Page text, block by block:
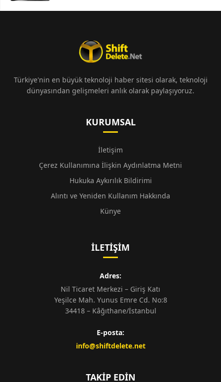
Türkiye'nin en büyük teknoloji haber sitesi olarak, teknoloji
dünyasından gelişmeleri anlık olarak paylaşıyoruz.
KURUMSAL
İletişim
Çerez Kullanımına İlişkin Aydınlatma Metni
Hukuka Aykırılık Bildirimi
Alıntı ve Yeniden Kullanım Hakkında
Künye
İLETIŞIM
Adres:
Nil Ticaret Merkezi – Giriş Katı
Yeşilce Mah. Yunus Emre Cd. No:8
34418 – Kâğıthane/İstanbul
E-posta:
info@shiftdelete.net
TAKIP EDIN